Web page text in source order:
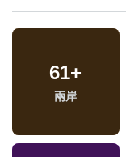
61+
兩岸